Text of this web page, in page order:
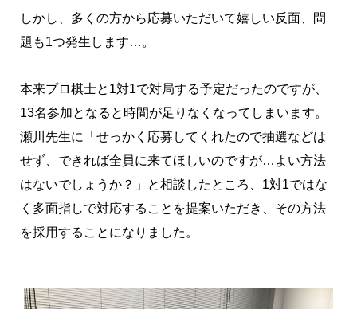
しかし、多くの方から応募いただいて嬉しい反面、問
題も1つ発生します…。
本来プロ棋士と1対1で対局する予定だったのですが、
13名参加となると時間が足りなくなってしまいます。
瀬川先生に「せっかく応募してくれたので抽選などは
せず、できれば全員に来てほしいのですが…よい方法
はないでしょうか？」と相談したところ、1対1ではな
く多面指しで対応することを提案いただき、その方法
を採用することになりました。